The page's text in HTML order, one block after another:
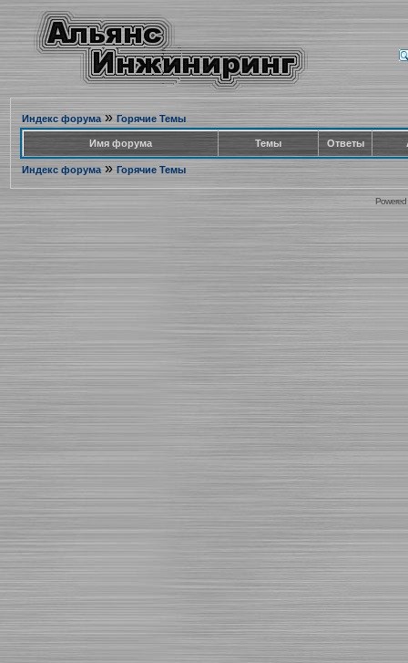
Индекс форума» Горячие Темы
Имя форума Темы Ответы
Индекс форума» Горячие Темы